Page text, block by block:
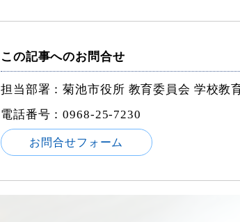
この記事へのお問合せ
担当部署：菊池市役所 教育委員会 学校教
電話番号：0968-25-7230
お問合せフォーム